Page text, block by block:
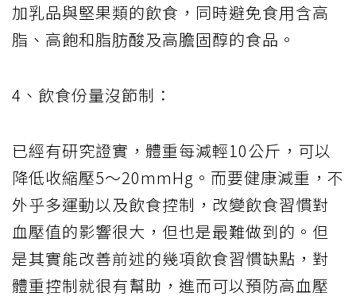
加乳品與堅果類的飲食，同時避免食用含高
脂、高飽和脂肪酸及高膽固醇的食品。
4 、飲食份量沒節制：
已經有研究證實，體重每減輕10公斤，可以
降低收縮壓5～20mmHg 。而要健康減重，不
外乎多運動以及飲食控制，改變飲食習慣對
血壓值的影響很大，但也是最難做到的。但
是其實能改善前述的幾項飲食習慣缺點，對
體重控制就很有幫助，進而可以預防高血壓